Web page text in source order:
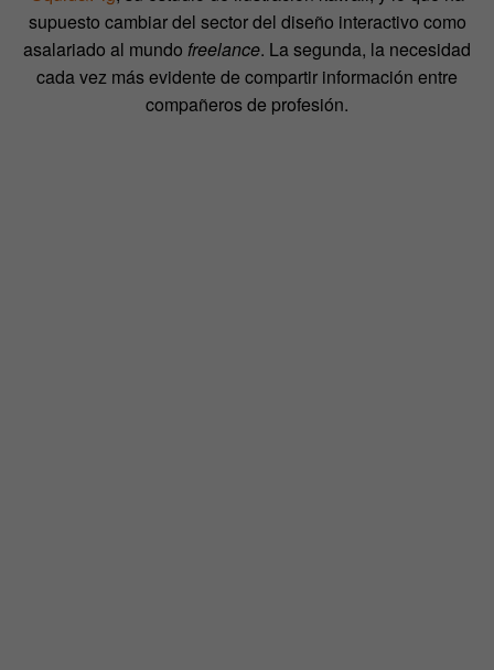
supuesto cambiar del sector del diseño interactivo como
asalariado al mundo freelance. La segunda, la necesidad
cada vez más evidente de compartir información entre
compañeros de profesión.